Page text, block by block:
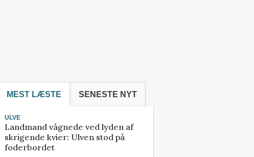
MEST LÆSTE SENESTE NYT
ULVE
Landmand vågnede ved lyden af
skrigende kvier: Ulven stod på
foderbordet